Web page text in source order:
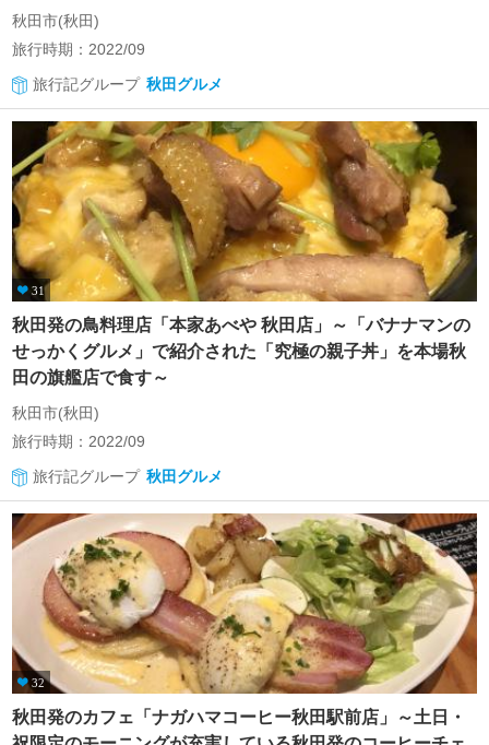
秋田市(秋田)
旅行時期：2022/09
旅行記グループ 秋田グルメ
31
秋田発の鳥料理店「本家あべや 秋田店」～「バナナマンの
せっかくグルメ」で紹介された「究極の親子丼」を本場秋
田の旗艦店で食す～
秋田市(秋田)
旅行時期：2022/09
旅行記グループ 秋田グルメ
32
秋田発のカフェ「ナガハマコーヒー秋田駅前店」～土日・